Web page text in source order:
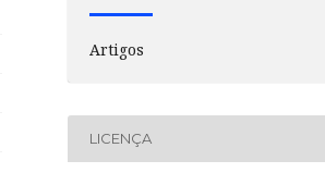
Artigos
LICENÇA